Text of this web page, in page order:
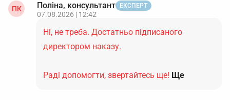
ПК Поліна, консультант ЕКСПЕРТ
07.08.2026 | 12:42
Ні, не треба. Достатньо підписаного
директором наказу.
Раді допомогти, звертайтесь ще! Ще